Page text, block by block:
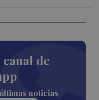
de
noticias